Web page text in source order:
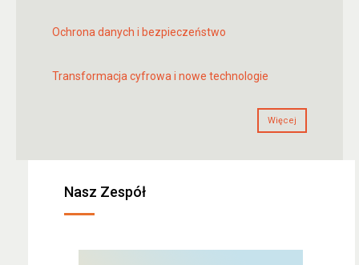
Ochrona danych i bezpieczeństwo
Transformacja cyfrowa i nowe technologie
Więcej
Nasz Zespół